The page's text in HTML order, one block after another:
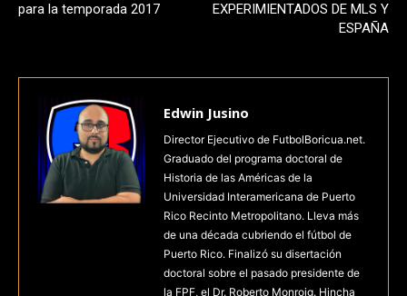
para la temporada 2017
EXPERIMIENTADOS DE MLS Y
ESPAÑA
Edwin Jusino
Director Ejecutivo de FutbolBoricua.net.
Graduado del programa doctoral de
Historia de las Américas de la
Universidad Interamericana de Puerto
Rico Recinto Metropolitano. Lleva más
de una década cubriendo el fútbol de
Puerto Rico. Finalizó su disertación
doctoral sobre el pasado presidente de
la FPF, el Dr. Roberto Monroig. Hincha